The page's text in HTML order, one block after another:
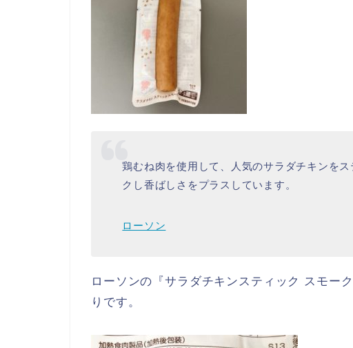
鶏むね肉を使用して、人気のサラダチキンを
クし香ばしさをプラスしています。
ローソン
ローソンの『サラダチキンスティック スモー
りです。